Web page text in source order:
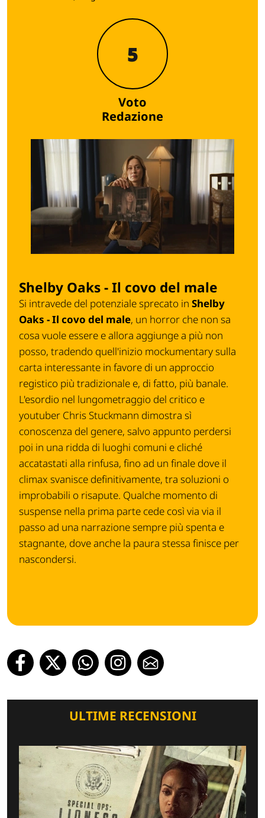
5
Voto
Redazione
Shelby Oaks - Il covo del male
Si intravede del potenziale sprecato in Shelby
Oaks - Il covo del male, un horror che non sa
cosa vuole essere e allora aggiunge a più non
posso, tradendo quell'inizio mockumentary sulla
carta interessante in favore di un approccio
registico più tradizionale e, di fatto, più banale.
L'esordio nel lungometraggio del critico e
youtuber Chris Stuckmann dimostra sì
conoscenza del genere, salvo appunto perdersi
poi in una ridda di luoghi comuni e cliché
accatastati alla rinfusa, fino ad un finale dove il
climax svanisce definitivamente, tra soluzioni o
improbabili o risapute. Qualche momento di
suspense nella prima parte cede così via via il
passo ad una narrazione sempre più spenta e
stagnante, dove anche la paura stessa finisce per
nascondersi.
ULTIME RECENSIONI